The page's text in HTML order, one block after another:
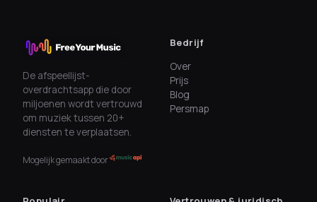
De afspeellijst-
overdrachtsapp die door
miljoenen wordt vertrouwd
om muziek tussen 20+
diensten te verplaatsen.
Mogelijk gemaakt door
Bedrijf
Over
Prijs
Blog
Persmap